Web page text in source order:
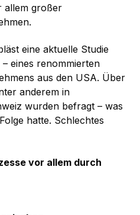
allem großer
eine aktuelle Studie
– eines renommierten
aus den USA. Über
anderem in
wurden befragt – was
hatte. Schlechtes
vor allem durch